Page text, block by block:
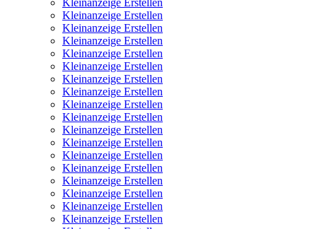
Kleinanzeige Erstellen
Kleinanzeige Erstellen
Kleinanzeige Erstellen
Kleinanzeige Erstellen
Kleinanzeige Erstellen
Kleinanzeige Erstellen
Kleinanzeige Erstellen
Kleinanzeige Erstellen
Kleinanzeige Erstellen
Kleinanzeige Erstellen
Kleinanzeige Erstellen
Kleinanzeige Erstellen
Kleinanzeige Erstellen
Kleinanzeige Erstellen
Kleinanzeige Erstellen
Kleinanzeige Erstellen
Kleinanzeige Erstellen